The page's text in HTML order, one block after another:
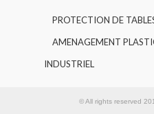
PROTECTION DE
AMENAGEMENT
INDUSTRIEL
© All rights reserved